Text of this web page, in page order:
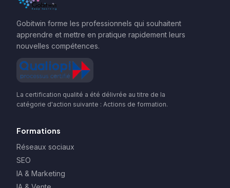
Gobitwin forme les professionnels qui souhaitent
apprendre et mettre en pratique rapidement leurs
nouvelles compétences.
La certification qualité a été délivrée au titre de la
catégorie d'action suivante : Actions de formation.
Formations
Réseaux sociaux
SEO
IA & Marketing